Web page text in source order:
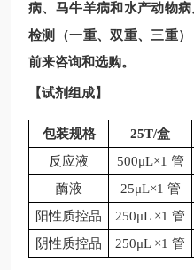
病、马牛羊病和水产动物
检测（一重、双重、三重）
前来咨询和选购。
【试剂组成】
包装规格 25T/盒
反应液
500μL×1 管
酶液
25μL×1 管
阳性质控品
250μL ×1 管
阴性质控品
250μL ×1 管